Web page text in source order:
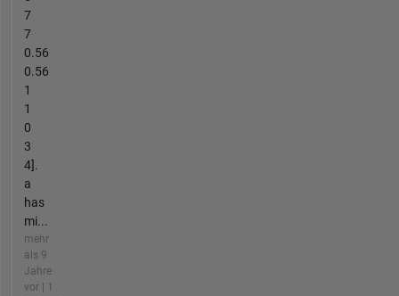
7
7
0.56
0.56
1
1
0
3
4].
a
has
mi...
mehr
als 9
Jahre
vor | 1